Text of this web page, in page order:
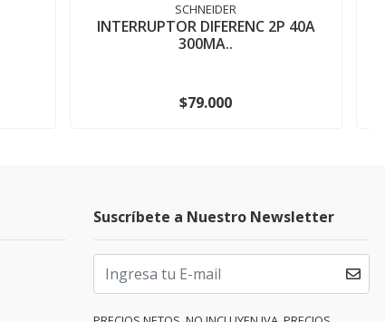
SCHNEIDER
INTERRUPTOR DIFERENC 2P 40A
300MA..
$79.000
Suscríbete a Nuestro Newsletter